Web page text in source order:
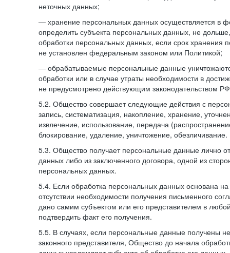
неточных данных;
— хранение персональных данных осуществляется в
определить субъекта персональных данных, не
обработки персональных данных, если срок хранения
не установлен федеральным законом или Политикой;
— обрабатываемые персональные данные
обработки или в случае утраты необходимости в
не предусмотрено действующим законодательством
5.2. Общество совершает следующие действия с
запись, систематизация, накопление, хранение,
извлечение, использование, передача
блокирование, удаление, уничтожение, обезличивание.
5.3. Общество получает персональные данные лично
данных либо из заключенного договора, одной из
персональных данных.
5.4. Если обработка персональных данных основана на
отсутствии необходимости получения письменного
дано самим субъектом или его представителем в
подтвердить факт его получения.
5.5. В случаях, если персональные данные получены
законного представителя, Общество до начала